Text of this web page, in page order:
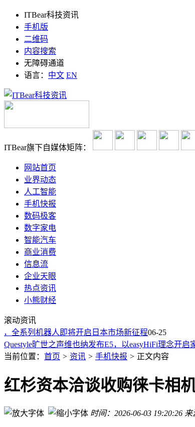
ITBear科技资讯
手机版
二维码
内容搜索
无障碍通道
语言： 中文 EN
ITBear旗下自媒体矩阵：
网站首页
业界动态
人工智能
手机快报
数码极客
数字家电
智能汽车
商业消费
信息流
企业天眼
热点资讯
小熊财经
滚动资讯
系列机器人即将开启日本市场新征程06-25
轮端高温报警别慌张！三步操作指南助您安全化解风险
华为SUN2000-506KTL组串式逆变器荣膺欧洲智慧能
荣耀X80 Pro Max续航新标杆！26小时直播创纪录，今
Questyle旷世之声维也纳发布E5，以easyHiFi理念开启
华为nova16实测登顶！前置原生质感+全能影像，
三星7月新品发布会将至，Z Flip8回归高通骁龙，多
壹号本五周年放大招！四款新掌机精准破解玩家多年
百元级扩容神器来袭！奥睿科迷你U盘：手机电脑无缝
轮端高温报警别慌张！三步操作指南助您安全化解风
当前位置： 首页 > 资讯 > 手机快报 > 正文内容
红杉资本洽谈收购徕卡相
时间：2026-06-03 19:20:26 来